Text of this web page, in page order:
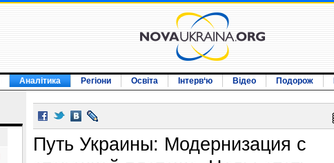
Аналітика Регіони Освіта Інтерв‘ю Відео Подорож
Путь Украины: Модернизация с